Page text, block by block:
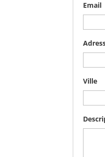
Email
Ville